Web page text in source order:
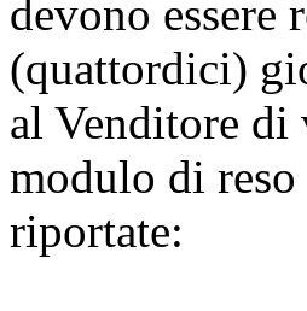
devono
(quattordici)
al Venditore di
modulo di
riportate: